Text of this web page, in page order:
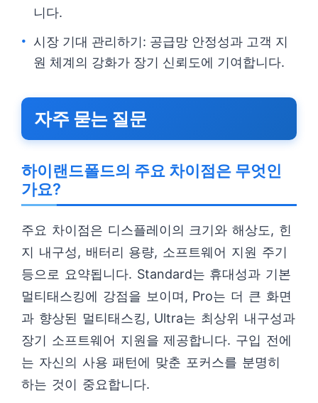
니다.
시장 기대 관리하기: 공급망 안정성과 고객 지
원 체계의 강화가 장기 신뢰도에 기여합니다.
자주 묻는 질문
하이랜드폴드의 주요 차이점은 무엇인
가요?
주요 차이점은 디스플레이의 크기와 해상도, 힌
지 내구성, 배터리 용량, 소프트웨어 지원 주기
등으로 요약됩니다. Standard는 휴대성과 기본
멀티태스킹에 강점을 보이며, Pro는 더 큰 화면
과 향상된 멀티태스킹, Ultra는 최상위 내구성과
장기 소프트웨어 지원을 제공합니다. 구입 전에
는 자신의 사용 패턴에 맞춘 포커스를 분명히
하는 것이 중요합니다.